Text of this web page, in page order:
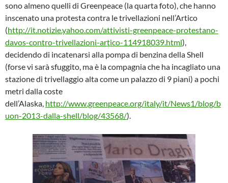
sono almeno quelli di Greenpeace (la quarta foto), che hanno
inscenato una protesta contra le trivellazioni nell’Artico
(http://it.notizie.yahoo.com/attivisti-greenpeace-protestano-
davos-contro-trivellazioni-artico-114918039.html),
decidendo di incatenarsi alla pompa di benzina della Shell
(forse vi sarà sfuggito, ma è la compagnia che ha incagliato una
stazione di trivellaggio alta come un palazzo di 9 piani) a pochi
metri dalla coste
dell’Alaska, http://www.greenpeace.org/italy/it/News1/blog/b
uon-2013-dalla-shell/blog/43568/).